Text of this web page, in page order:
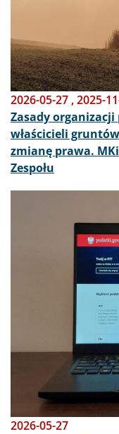
2026-05-27 ,2025-
Zasady
właścicieli
zmianę prawa.
Zespołu
2026-05-27